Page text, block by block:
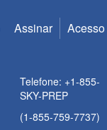
Acesso
Assinar
Telefone: +1-855-
SKY-PREP
(1-855-759-7737)